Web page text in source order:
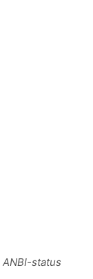
ANBI-status